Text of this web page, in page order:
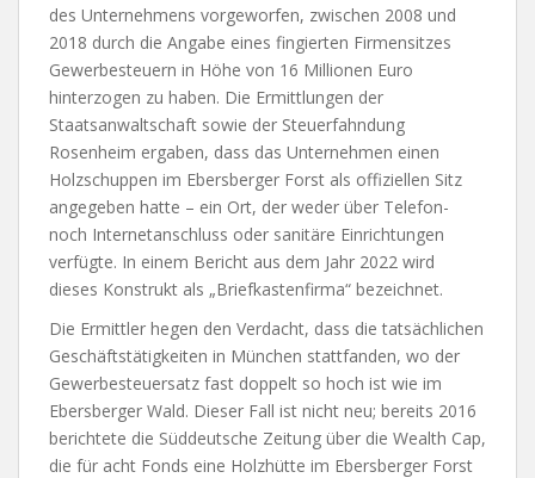
des Unternehmens vorgeworfen, zwischen 2008 und
2018 durch die Angabe eines fingierten Firmensitzes
Gewerbesteuern in Höhe von 16 Millionen Euro
hinterzogen zu haben. Die Ermittlungen der
Staatsanwaltschaft sowie der Steuerfahndung
Rosenheim ergaben, dass das Unternehmen einen
Holzschuppen im Ebersberger Forst als offiziellen Sitz
angegeben hatte – ein Ort, der weder über Telefon-
noch Internetanschluss oder sanitäre Einrichtungen
verfügte. In einem Bericht aus dem Jahr 2022 wird
dieses Konstrukt als „Briefkastenfirma“ bezeichnet.
Die Ermittler hegen den Verdacht, dass die tatsächlichen
Geschäftstätigkeiten in München stattfanden, wo der
Gewerbesteuersatz fast doppelt so hoch ist wie im
Ebersberger Wald. Dieser Fall ist nicht neu; bereits 2016
berichtete die Süddeutsche Zeitung über die Wealth Cap,
die für acht Fonds eine Holzhütte im Ebersberger Forst